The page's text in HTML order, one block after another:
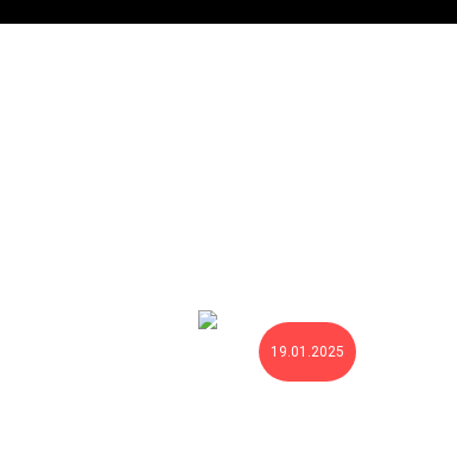
19.01.2025